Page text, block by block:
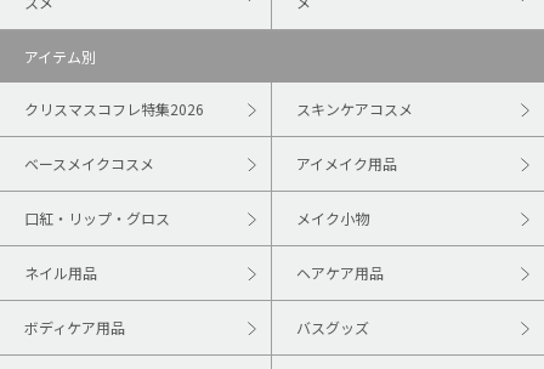
アイテム別
クリスマスコフレ特集2026 スキンケアコスメ
ベースメイクコスメ アイメイク用品
口紅・リップ・グロス メイク小物
ネイル用品 ヘアケア用品
ボディケア用品 バスグッズ